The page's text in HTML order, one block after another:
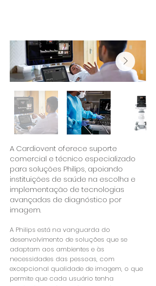
A Cardiovent oferece suporte
comercial e técnico especializado
para soluções Philips, apoiando
instituições de saúde na escolha e
implementação de tecnologias
avançadas de diagnóstico por
imagem.
A Philips está na vanguarda do
desenvolvimento de soluções que se
adaptam aos ambientes e às
necessidades das pessoas, com
excepcional qualidade de imagem, o que
permite que cada usuário tenha